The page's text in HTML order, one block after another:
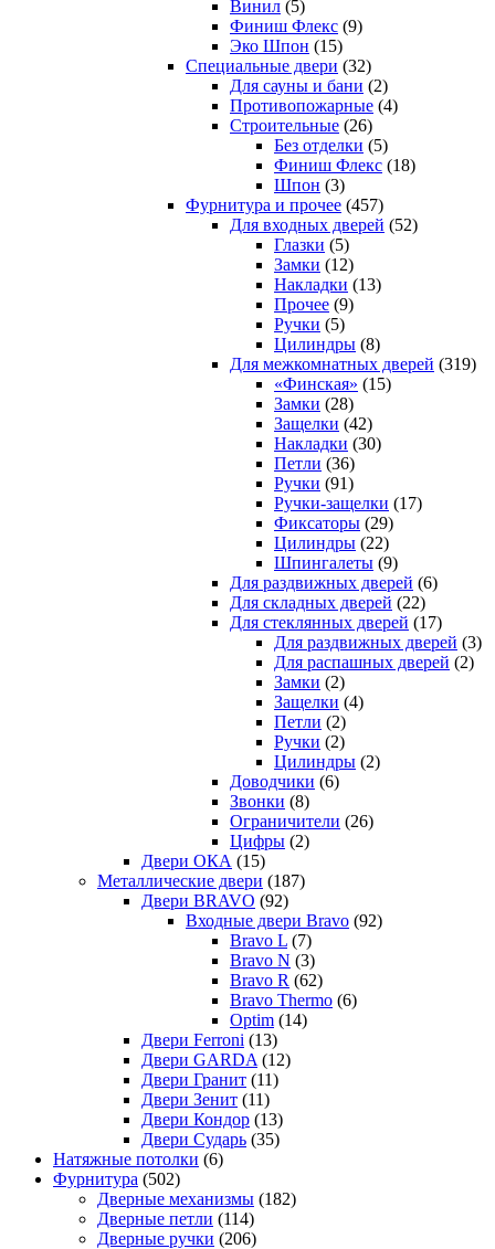
Винил (5)
Финиш Флекс (9)
Эко Шпон (15)
Специальные двери (32)
Для сауны и бани (2)
Противопожарные (4)
Строительные (26)
Без отделки (5)
Финиш Флекс (18)
Шпон (3)
Фурнитура и прочее (457)
Для входных дверей (52)
Глазки (5)
Замки (12)
Накладки (13)
Прочее (9)
Ручки (5)
Цилиндры (8)
Для межкомнатных дверей (319)
«Финская» (15)
Замки (28)
Защелки (42)
Накладки (30)
Петли (36)
Ручки (91)
Ручки-защелки (17)
Фиксаторы (29)
Цилиндры (22)
Шпингалеты (9)
Для раздвижных дверей (6)
Для складных дверей (22)
Для стеклянных дверей (17)
Для раздвижных дверей (3)
Для распашных дверей (2)
Замки (2)
Защелки (4)
Петли (2)
Ручки (2)
Цилиндры (2)
Доводчики (6)
Звонки (8)
Ограничители (26)
Цифры (2)
Двери ОКА (15)
Металлические двери (187)
Двери BRAVO (92)
Входные двери Bravo (92)
Bravo L (7)
Bravo N (3)
Bravo R (62)
Bravo Thermo (6)
Optim (14)
Двери Ferroni (13)
Двери GARDA (12)
Двери Гранит (11)
Двери Зенит (11)
Двери Кондор (13)
Двери Сударь (35)
Натяжные потолки (6)
Фурнитура (502)
Дверные механизмы (182)
Дверные петли (114)
Дверные ручки (206)